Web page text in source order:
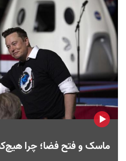
ماسک و فتح فضا؛ چرا